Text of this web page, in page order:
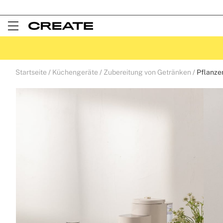
Open
Startseite Küchengeräte Zubereitung von Getränken